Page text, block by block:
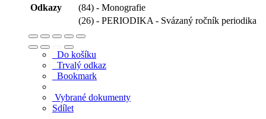
Odkazy
(84) - Monografie
(26) - PERIODIKA - Svázaný ročník periodika
Do košíku
Trvalý odkaz
Bookmark
Vybrané dokumenty
Sdílet